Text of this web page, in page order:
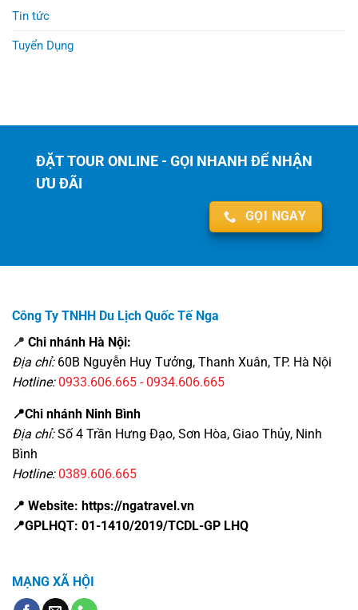
Tin tức
Tuyển Dụng
ĐẶT TOUR ONLINE - GỌI NHANH ĐỂ NHẬN
ƯU ĐÃI
GỌI NGAY
Công Ty TNHH Du Lịch Quốc Tế Nga
📍 Chi nhánh Hà Nội:
Địa chỉ:60B Nguyễn Huy Tưởng, Thanh Xuân, TP. Hà Nội
Hotline: 0933.606.665 - 0934.606.665
📍Chi nhánh Ninh Bình
Địa chỉ:Số 4 Trần Hưng Đạo, Sơn Hòa, Giao Thủy, Ninh
Bình
Hotline:0389.606.665
📍 Website: https://ngatravel.vn
📍GPLHQT: 01-1410/2019/TCDL-GP LHQ
MẠNG XÃ HỘI